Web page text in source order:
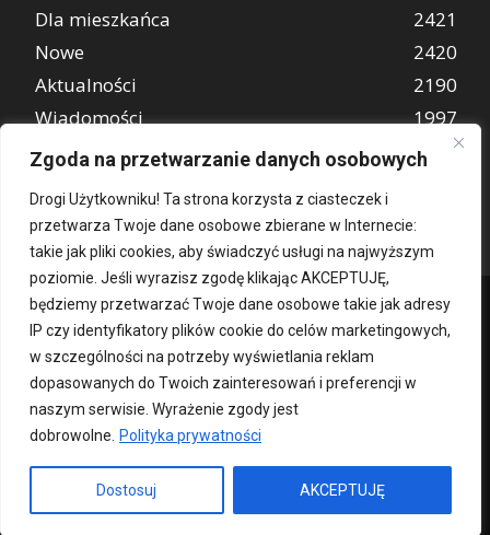
Zgoda na przetwarzanie danych osobowych
Drogi Użytkowniku! Ta strona korzysta z ciasteczek i
przetwarza Twoje dane osobowe zbierane w Internecie:
takie jak pliki cookies, aby świadczyć usługi na najwyższym
poziomie. Jeśli wyrazisz zgodę klikając AKCEPTUJĘ,
będziemy przetwarzać Twoje dane osobowe takie jak adresy
IP czy identyfikatory plików cookie do celów marketingowych,
w szczególności na potrzeby wyświetlania reklam
dopasowanych do Twoich zainteresowań i preferencji w
naszym serwisie. Wyrażenie zgody jest
dobrowolne.
Polityka prywatności
Dostosuj AKCEPTUJĘ
Dla mieszkańca
2421
Nowe
2420
Aktualności
2190
Wiadomości
1997
REKLAMA
849
Kontakt O nas Patronat medialny